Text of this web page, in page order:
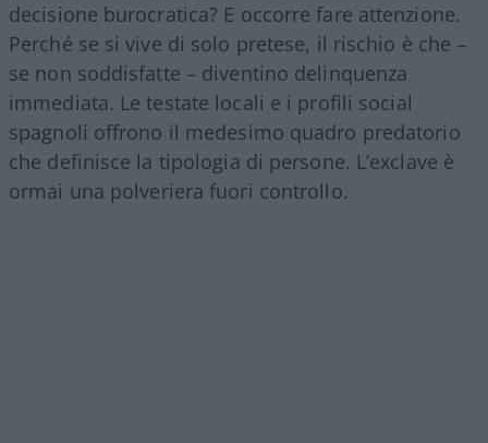
decisione burocratica? E occorre fare attenzione.
Perché se si vive di solo pretese, il rischio è che –
se non soddisfatte – diventino delinquenza
immediata. Le testate locali e i profili social
spagnoli offrono il medesimo quadro predatorio
che definisce la tipologia di persone. L’exclave è
ormai una polveriera fuori controllo.